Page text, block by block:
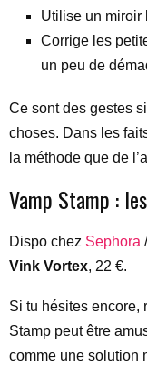
Utilise un miroir
Corrige les
un peu de
Ce sont des gestes
choses. Dans les
la méthode que de
Vamp Stamp :
Dispo chez Sephora
Vink Vortex, 22 €.
Si tu hésites encore,
Stamp peut être
comme une solution